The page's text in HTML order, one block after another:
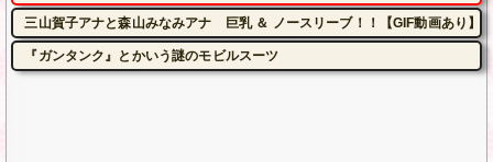
三山賀子アナと森山みなみアナ 巨乳 ＆ ノースリーブ！！【GIF動画あり】
『ガンタンク』とかいう謎のモビルスーツ